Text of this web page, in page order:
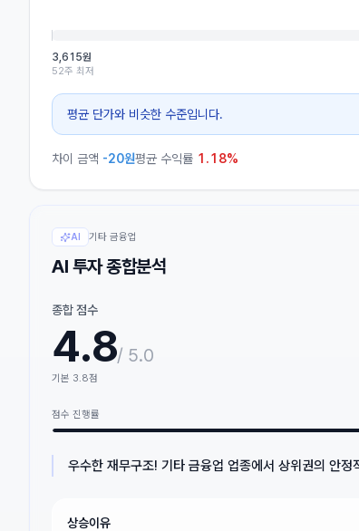
3,615원
52주 최저
평균 단가와 비슷한 수준입니다.
차이 금액 -20원평균 수익률 1.18%
AI 기타 금융업
AI 투자 종합분석
종합 점수
4.8/ 5.0
기본 3.8점
점수 진행률
우수한 재무구조! 기타 금융업 업종에서 상위권의 안
상승이유